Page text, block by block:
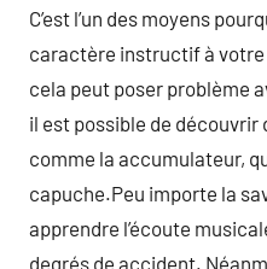
C’est l’un des moyens
caractère instructif à
cela peut poser problème
il est possible de
comme la accumulateur,
capuche.Peu importe la
apprendre l’écoute
degrés de accident.